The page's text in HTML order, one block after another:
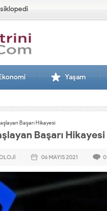
Yaşam
Başarı Hikayesi
Başarı Hikayesi
06 MAYIS2021 0